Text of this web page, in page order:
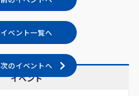
イベント一覧へ
次のイベントへ
イベント